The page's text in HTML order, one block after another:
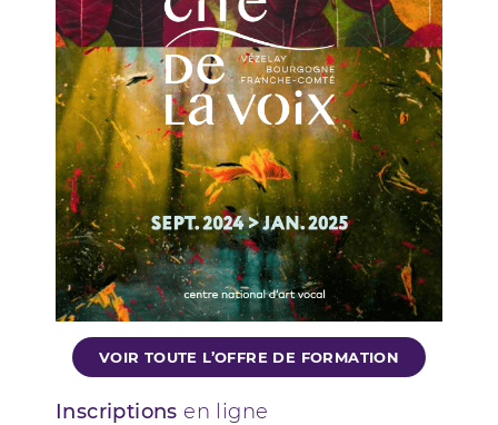
VOIR TOUTE L’OFFRE DE FORMATION
Inscriptions en ligne